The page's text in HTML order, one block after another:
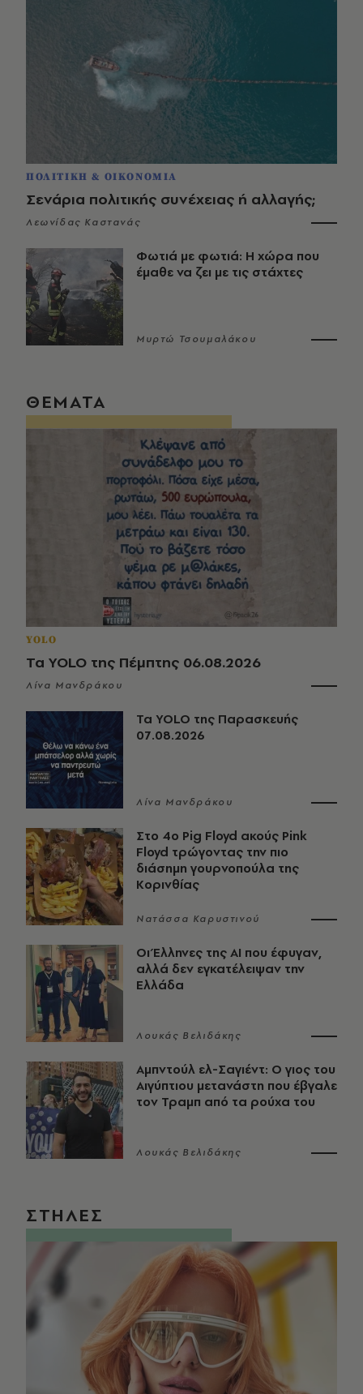
ΠΟΛΙΤΙΚΗ & ΟΙΚΟΝΟΜΙΑ
Σενάρια πολιτικής συνέχειας ή αλλαγής;
Λεωνίδας Καστανάς
Φωτιά με φωτιά: Η χώρα που
έμαθε να ζει με τις στάχτες
Μυρτώ Τσουμαλάκου
ΘΕΜΑΤΑ
YOLO
Τα YOLO της Πέμπτης 06.08.2026
Λίνα Μανδράκου
Τα YOLO της Παρασκευής
07.08.2026
Λίνα Μανδράκου
Στο 4ο Pig Floyd ακούς Pink
Floyd τρώγοντας την πιο
διάσημη γουρνοπούλα της
Κορινθίας
Νατάσσα Καρυστινού
Οι Έλληνες της ΑΙ που έφυγαν,
αλλά δεν εγκατέλειψαν την
Ελλάδα
Λουκάς Βελιδάκης
Αμπντούλ ελ-Σαγιέντ: Ο γιος του
Αιγύπτιου μετανάστη που έβγαλε
τον Τραμπ από τα ρούχα του
Λουκάς Βελιδάκης
ΣΤΗΛΕΣ